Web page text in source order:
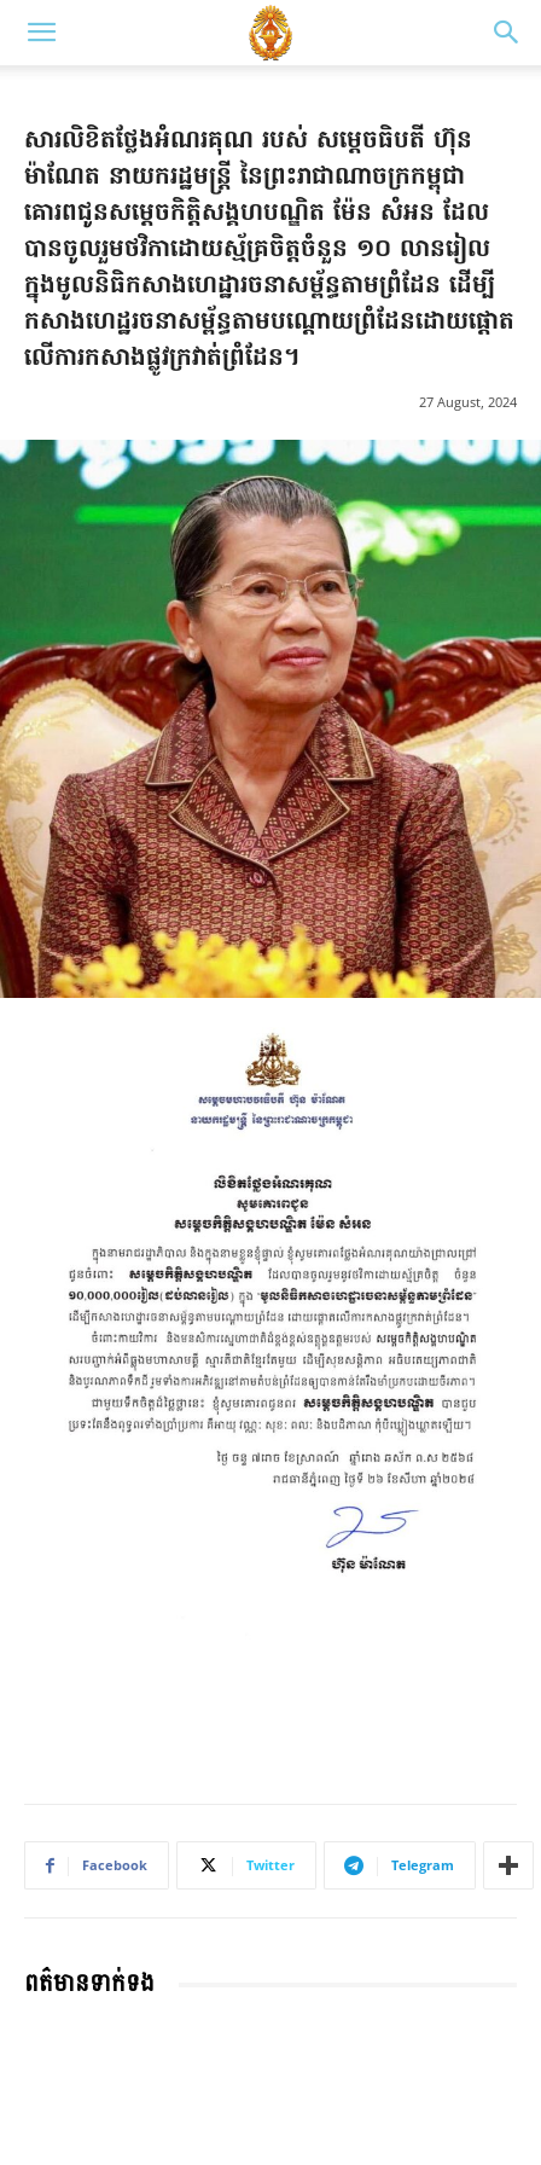
សារលិខិតថ្លែងអំណរគុណ របស់ សម្តេចធិបតី ហ៊ុន
ម៉ាណែត នាយករដ្ឋមន្ត្រី នៃព្រះរាជាណាចក្រកម្ពុជា
គោរពជូនសម្តេចកិត្តិសង្គហបណ្ឌិត ម៉ែន សំអន ដែល
បានចូលរួមថវិកាដោយស្ម័គ្រចិត្តចំនួន ១០ លានរៀល
ក្នុងមូលនិធិកសាងហេដ្ឋារចនាសម្ព័ន្ធតាមព្រំដែន ដើម្បី
កសាងហេដ្ឋរចនាសម្ព័ន្ធតាមបណ្តោយព្រំដែនដោយផ្តោត
លើការកសាងផ្លូវក្រវាត់ព្រំដែន។
27 August, 2024
Facebook Twitter Telegram
ពត៌មានទាក់ទង